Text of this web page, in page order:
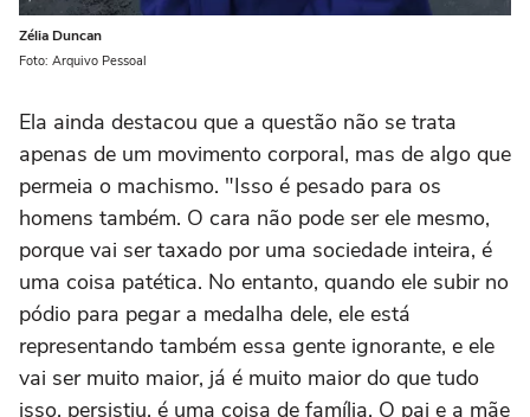
Zélia Duncan
Foto: Arquivo Pessoal
Ela ainda destacou que a questão não se trata
apenas de um movimento corporal, mas de algo que
permeia o machismo. "Isso é pesado para os
homens também. O cara não pode ser ele mesmo,
porque vai ser taxado por uma sociedade inteira, é
uma coisa patética. No entanto, quando ele subir no
pódio para pegar a medalha dele, ele está
representando também essa gente ignorante, e ele
vai ser muito maior, já é muito maior do que tudo
isso, persistiu, é uma coisa de família. O pai e a mãe